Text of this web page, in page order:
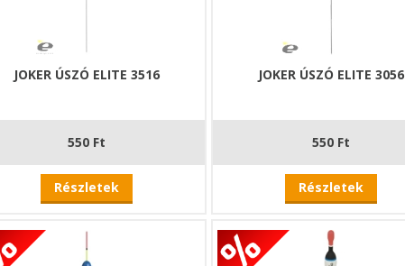
JOKER ÚSZÓ ELITE 3516
550 Ft
Részletek
JOKER ÚSZÓ ELITE 3056
550 Ft
Részletek